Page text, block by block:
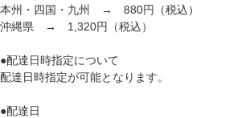
本州・四国・九州 → 880円（税込）
沖縄県 → 1,320円（税込）
●配達日時指定について
配達日時指定が可能となります。
●配達日